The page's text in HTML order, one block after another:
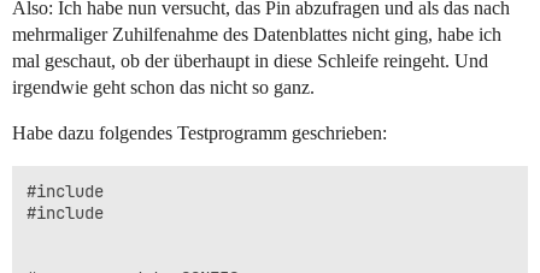
Also: Ich habe nun versucht, das Pin abzufragen und als das nach
mehrmaliger Zuhilfenahme des Datenblattes nicht ging, habe ich
mal geschaut, ob der überhaupt in diese Schleife reingeht. Und
irgendwie geht schon das nicht so ganz.
Habe dazu folgendes Testprogramm geschrieben:
#include
#include